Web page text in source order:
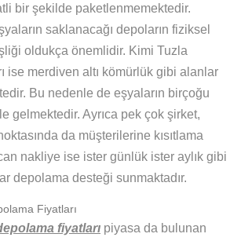
bir şekilde paketlenmemektedir.
saklanacağı depoların fiziksel
oldukça önemlidir. Kimi Tuzla
ise merdiven altı kömürlük gibi alanlar
Bu nedenle de eşyaların birçoğu
gelmektedir. Ayrıca pek çok şirket,
da müşterilerine kısıtlama
nakliye ise ister günlük ister aylık gibi
depolama desteği sunmaktadır.
Fiyatları
fiyatları piyasa da bulunan